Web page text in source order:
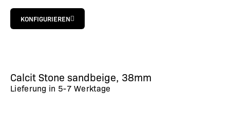
KONFIGURIEREN
Calcit Stone sandbeige, 38mm
Lieferung in 5-7 Werktage